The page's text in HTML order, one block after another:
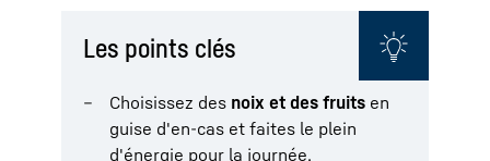
Les points clés
Choisissez des noix et des fruits en
guise d'en-cas et faites le plein
d'énergie pour la journée.